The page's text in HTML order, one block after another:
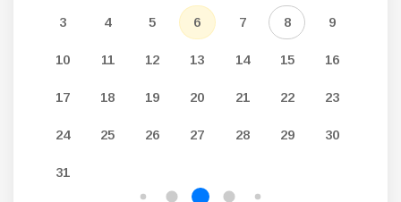
3 4 5 6 7 8 9
10 11 12 13 14 15 16
17 18 19 20 21 22 23
24 25 26 27 28 29 30
31